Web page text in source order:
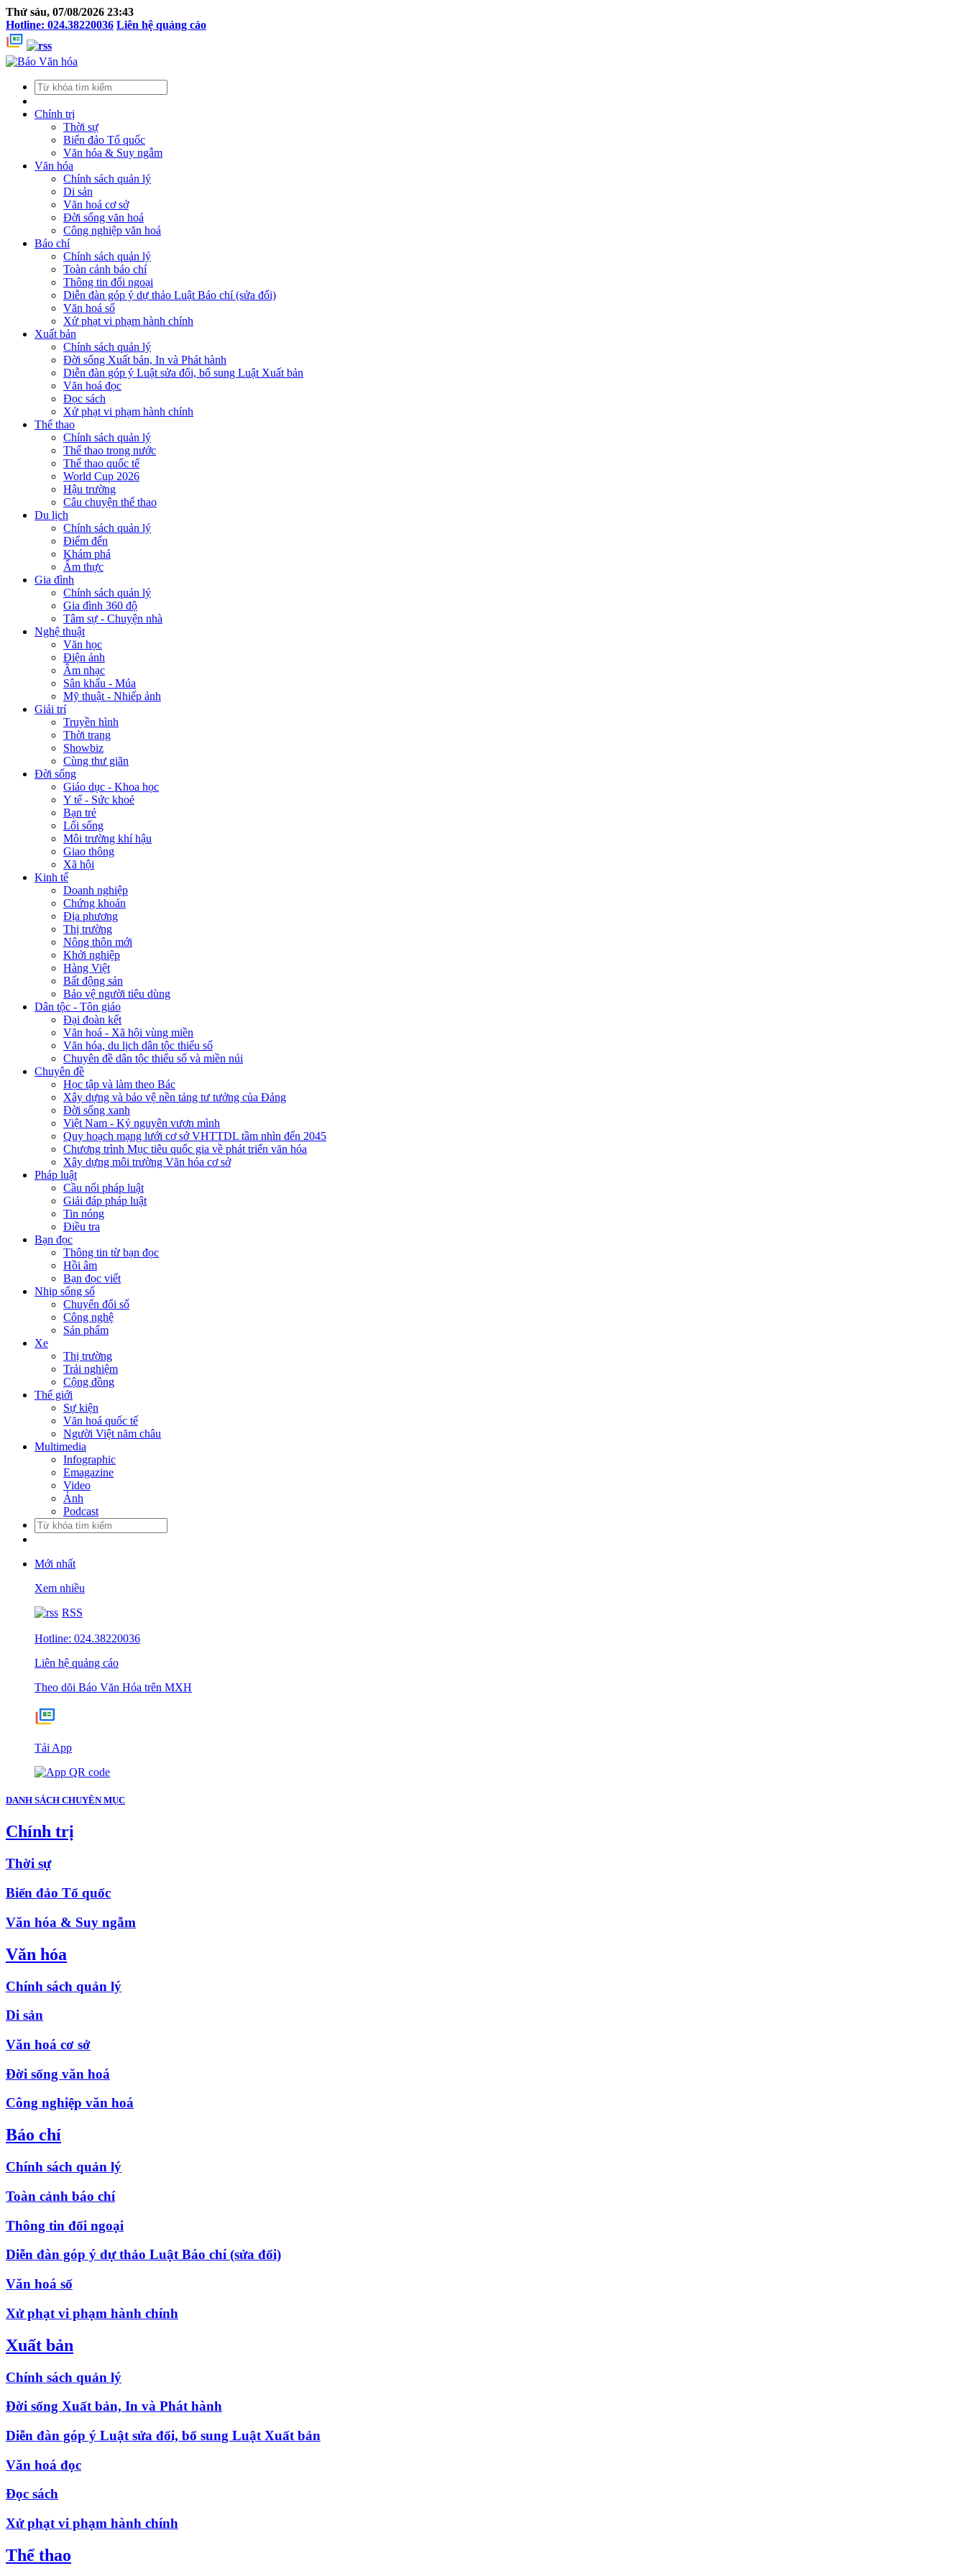
Thứ sáu, 07/08/2026 23:43
Hotline: 024.38220036 Liên hệ quảng cáo
Chính trị
Thời sự
Biển đảo Tổ quốc
Văn hóa & Suy ngẫm
Văn hóa
Chính sách quản lý
Di sản
Văn hoá cơ sở
Đời sống văn hoá
Công nghiệp văn hoá
Báo chí
Chính sách quản lý
Toàn cảnh báo chí
Thông tin đối ngoại
Diễn đàn góp ý dự thảo Luật Báo chí (sửa đổi)
Văn hoá số
Xử phạt vi phạm hành chính
Xuất bản
Chính sách quản lý
Đời sống Xuất bản, In và Phát hành
Diễn đàn góp ý Luật sửa đổi, bổ sung Luật Xuất bản
Văn hoá đọc
Đọc sách
Xử phạt vi phạm hành chính
Thể thao
Chính sách quản lý
Thể thao trong nước
Thể thao quốc tế
World Cup 2026
Hậu trường
Câu chuyện thể thao
Du lịch
Chính sách quản lý
Điểm đến
Khám phá
Ẩm thực
Gia đình
Chính sách quản lý
Gia đình 360 độ
Tâm sự - Chuyện nhà
Nghệ thuật
Văn học
Điện ảnh
Âm nhạc
Sân khấu - Múa
Mỹ thuật - Nhiếp ảnh
Giải trí
Truyền hình
Thời trang
Showbiz
Cùng thư giãn
Đời sống
Giáo dục - Khoa học
Y tế - Sức khoẻ
Bạn trẻ
Lối sống
Môi trường khí hậu
Giao thông
Xã hội
Kinh tế
Doanh nghiệp
Chứng khoán
Địa phương
Thị trường
Nông thôn mới
Khởi nghiệp
Hàng Việt
Bất động sản
Bảo vệ người tiêu dùng
Dân tộc - Tôn giáo
Đại đoàn kết
Văn hoá - Xã hội vùng miền
Văn hóa, du lịch dân tộc thiểu số
Chuyên đề dân tộc thiểu số và miền núi
Chuyên đề
Học tập và làm theo Bác
Xây dựng và bảo vệ nền tảng tư tưởng của Đảng
Đời sống xanh
Việt Nam - Kỷ nguyên vươn mình
Quy hoạch mạng lưới cơ sở VHTTDL tầm nhìn đến 2045
Chương trình Mục tiêu quốc gia về phát triển văn hóa
Xây dựng môi trường Văn hóa cơ sở
Pháp luật
Cầu nối pháp luật
Giải đáp pháp luật
Tin nóng
Điều tra
Bạn đọc
Thông tin từ bạn đọc
Hồi âm
Bạn đọc viết
Nhịp sống số
Chuyển đổi số
Công nghệ
Sản phẩm
Xe
Thị trường
Trải nghiệm
Cộng đồng
Thế giới
Sự kiện
Văn hoá quốc tế
Người Việt năm châu
Multimedia
Infographic
Emagazine
Video
Ảnh
Podcast
Mới nhất
Xem nhiều
RSS
Hotline: 024.38220036
Liên hệ quảng cáo
Theo dõi Báo Văn Hóa trên MXH
Tải App
DANH SÁCH CHUYÊN MỤC
Chính trị
Thời sự
Biển đảo Tổ quốc
Văn hóa & Suy ngẫm
Văn hóa
Chính sách quản lý
Di sản
Văn hoá cơ sở
Đời sống văn hoá
Công nghiệp văn hoá
Báo chí
Chính sách quản lý
Toàn cảnh báo chí
Thông tin đối ngoại
Diễn đàn góp ý dự thảo Luật Báo chí (sửa đổi)
Văn hoá số
Xử phạt vi phạm hành chính
Xuất bản
Chính sách quản lý
Đời sống Xuất bản, In và Phát hành
Diễn đàn góp ý Luật sửa đổi, bổ sung Luật Xuất bản
Văn hoá đọc
Đọc sách
Xử phạt vi phạm hành chính
Thể thao